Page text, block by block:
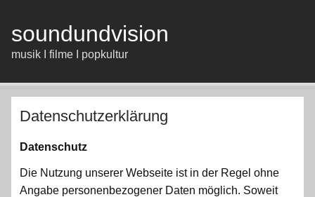
springen
soundundvision
musik I filme I popkultur
Datenschutzerklärung
Datenschutz
Die Nutzung unserer Webseite ist in der Regel ohne
Angabe personenbezogener Daten möglich. Soweit